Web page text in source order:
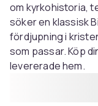
om kyrkohistoria,
söker en klassisk
fördjupning i
som passar. Köp
levererade hem.